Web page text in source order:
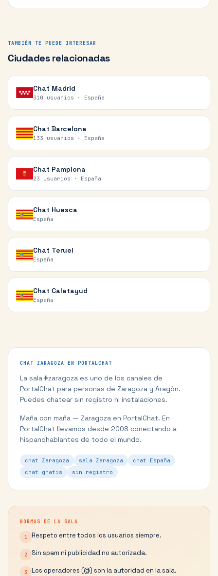
TAMBIÉN TE PUEDE INTERESAR
Ciudades relacionadas
Chat Madrid
310 usuarios · España
Chat Barcelona
133 usuarios · España
Chat Pamplona
23 usuarios · España
Chat Huesca
España
Chat Teruel
España
Chat Calatayud
España
CHAT ZARAGOZA EN PORTALCHAT
La sala #zaragoza es uno de los canales de
PortalChat para personas de Zaragoza y Aragón.
Puedes chatear sin registro ni instalaciones.
Maña con maña — Zaragoza en PortalChat. En
PortalChat llevamos desde 2008 conectando a
hispanohablantes de todo el mundo.
chat Zaragoza sala Zaragoza
chat España
chat gratis
sin registro
NORMAS DE LA SALA
1 Respeto entre todos los usuarios siempre.
2 Sin spam ni publicidad no autorizada.
3 Los operadores (@) son la autoridad en la sala.